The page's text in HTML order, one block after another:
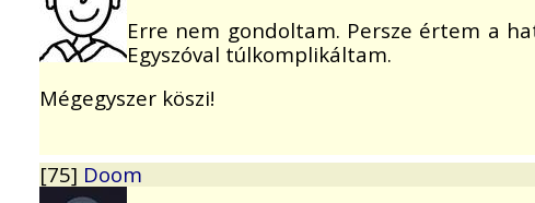
Erre nem gondoltam. Persze értem a
Egyszóval túlkomplikáltam.
Mégegyszer köszi!
[75] Doom